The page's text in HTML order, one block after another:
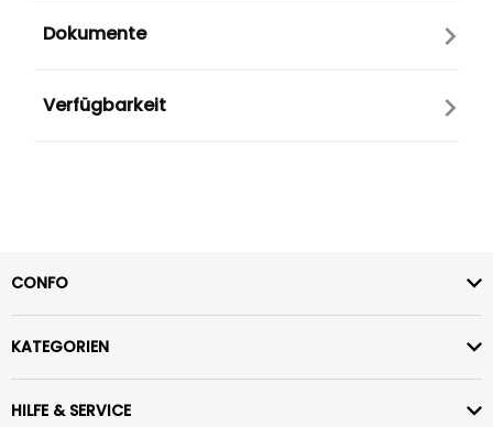
Dokumente
Verfügbarkeit
CONFO
KATEGORIEN
HILFE & SERVICE